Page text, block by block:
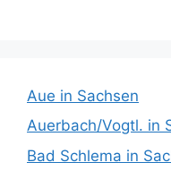
Aue in Sachsen
Auerbach/Vogtl. in
Bad Schlema in